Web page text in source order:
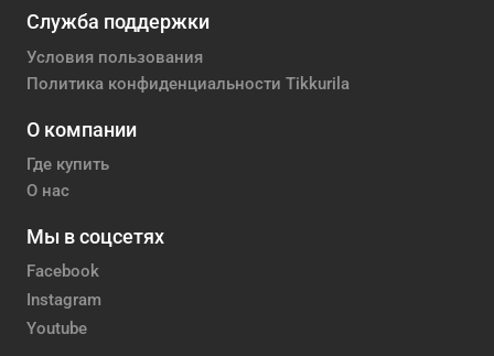
Служба поддержки
Условия пользования
Политика конфиденциальности Tikkurila
О компании
Где купить
О нас
Мы в соцсетях
Facebook
Instagram
Youtube